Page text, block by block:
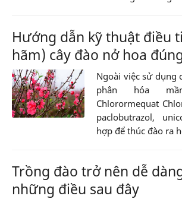
Hướng dẫn kỹ thuật điều
hãm) cây đào nở hoa
Ngoài việc sử dụng
phân hóa
Chlorormequat
paclobutrazol,
hợp để thúc đào ra
Trồng đào trở nên dễ
những điều sau đây